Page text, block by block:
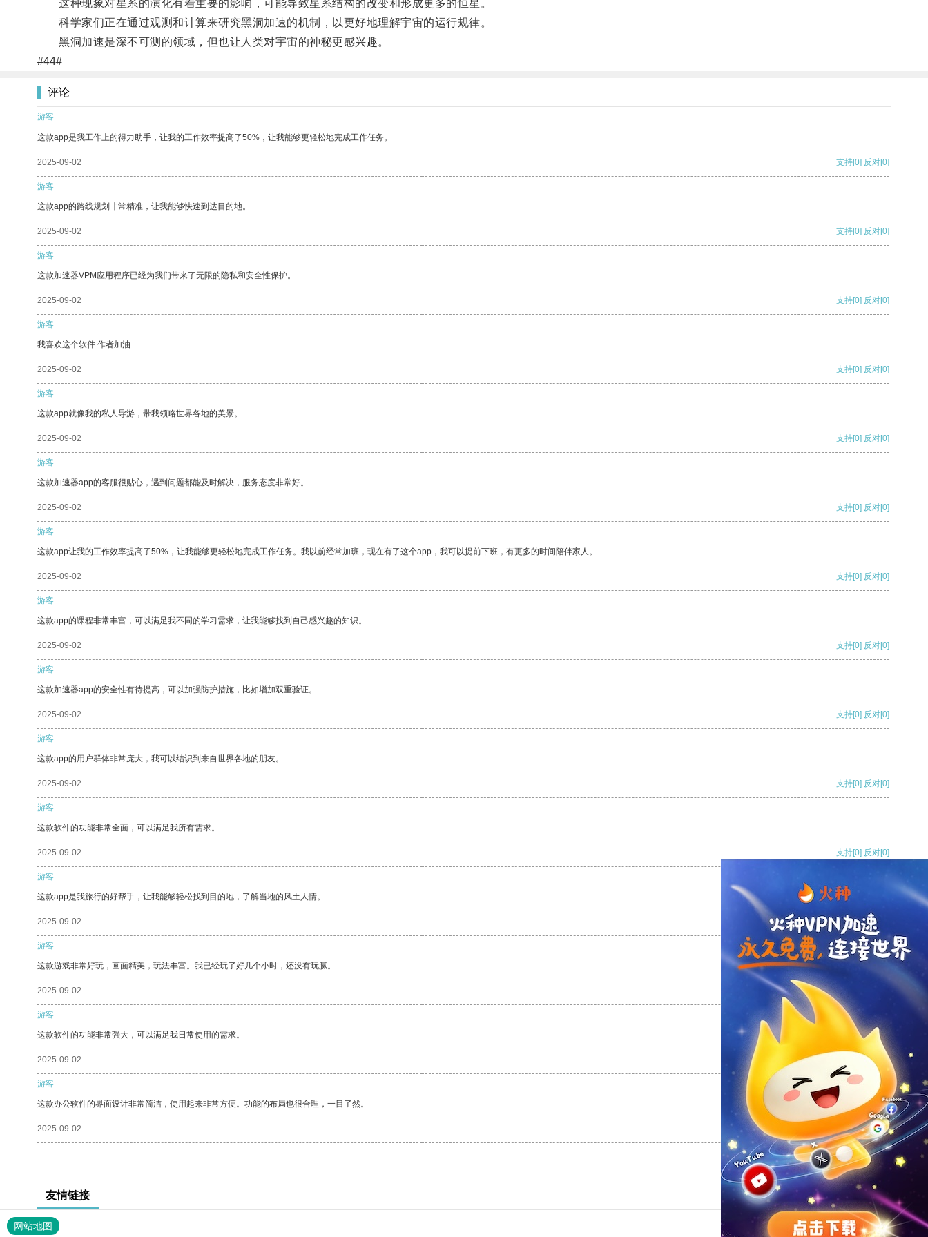
这种现象对星系的演化有着重要的影响，可能导致星系结构的改变和形成更多的恒星。
科学家们正在通过观测和计算来研究黑洞加速的机制，以更好地理解宇宙的运行规律。
黑洞加速是深不可测的领域，但也让人类对宇宙的神秘更感兴趣。
#44#
评论
游客
这款app是我工作上的得力助手，让我的工作效率提高了50%，让我能够更轻松地完成工作任务。
2025-09-02 支持[0] 反对[0]
游客
这款app的路线规划非常精准，让我能够快速到达目的地。
2025-09-02 支持[0] 反对[0]
游客
这款加速器VPM应用程序已经为我们带来了无限的隐私和安全性保护。
2025-09-02 支持[0] 反对[0]
游客
我喜欢这个软件 作者加油
2025-09-02 支持[0] 反对[0]
游客
这款app就像我的私人导游，带我领略世界各地的美景。
2025-09-02 支持[0] 反对[0]
游客
这款加速器app的客服很贴心，遇到问题都能及时解决，服务态度非常好。
2025-09-02 支持[0] 反对[0]
游客
这款app让我的工作效率提高了50%，让我能够更轻松地完成工作任务。我以前经常加班，现在有了这个app，我可以提前下班，有更多的时间陪伴家人。
2025-09-02 支持[0] 反对[0]
游客
这款app的课程非常丰富，可以满足我不同的学习需求，让我能够找到自己感兴趣的知识。
2025-09-02 支持[0] 反对[0]
游客
这款加速器app的安全性有待提高，可以加强防护措施，比如增加双重验证。
2025-09-02 支持[0] 反对[0]
游客
这款app的用户群体非常庞大，我可以结识到来自世界各地的朋友。
2025-09-02 支持[0] 反对[0]
游客
这款软件的功能非常全面，可以满足我所有需求。
2025-09-02 支持[0] 反对[0]
游客
这款app是我旅行的好帮手，让我能够轻松找到目的地，了解当地的风土人情。
2025-09-02 支持[0] 反对
游客
这款游戏非常好玩，画面精美，玩法丰富。我已经玩了好几个小时，还没有玩腻。
2025-09-02 支持
游客
这款软件的功能非常强大，可以满足我日常使用的需求。
2025-09-02 反对 [0]
游客
这款办公软件的界面设计非常简洁，使用起来非常方便。功能的布局也很合理，一目了然。
2025-09-02 支持[0] 反对[0]
友情链接
网站地图